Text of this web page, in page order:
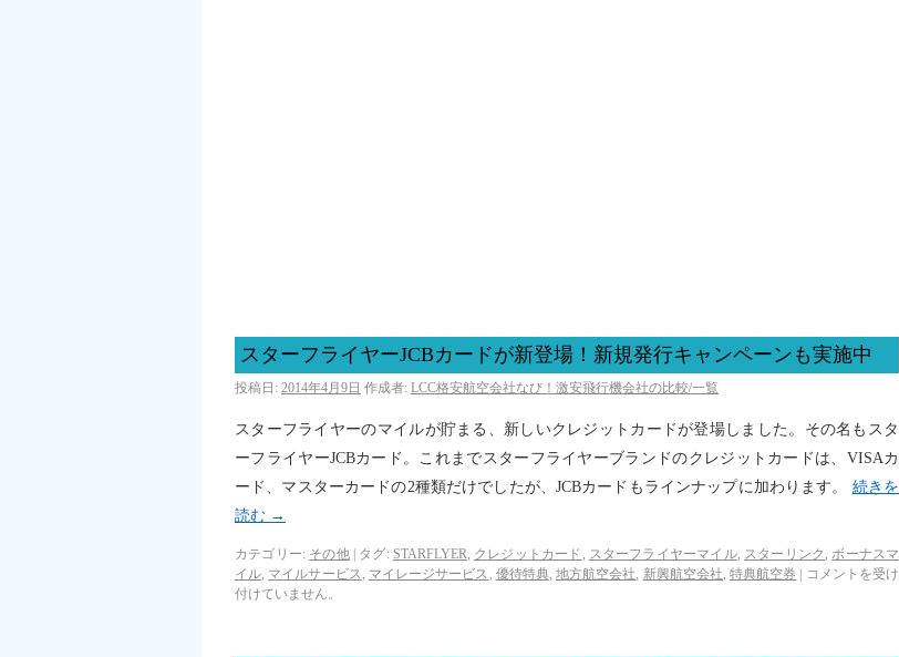
スターフライヤーJCBカードが新登場！新規発行キャンペーンも実施中
投稿日: 2014年4月9日 作成者: LCC格安航空会社なび！激安飛行機会社の比較/一覧
スターフライヤーのマイルが貯まる、新しいクレジットカードが登場しました。その名もスタ
ーフライヤーJCBカード。これまでスターフライヤーブランドのクレジットカードは、VISAカ
ード、マスターカードの2種類だけでしたが、JCBカードもラインナップに加わります。 続きを
読む →
カテゴリー: その他 タグ: STARFLYER, クレジットカード , スターフライヤーマイル, スターリンク ,ボーナスマ
イル, マイルサービス, マイレージサービス , 優待特典, 地方航空会社, 新興航空会社,特典航空券
コメントを受け
付けていません。